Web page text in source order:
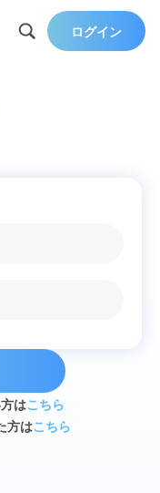
ログイン
はこちら
方はこちら